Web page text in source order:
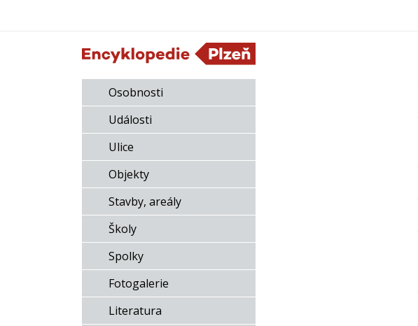
Osobnosti
Události
Ulice
Objekty
Stavby, areály
Školy
Spolky
Fotogalerie
Literatura